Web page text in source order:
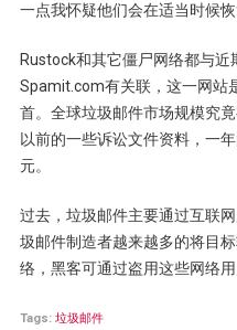
一点我怀疑他们会在适当时候恢
Rustock和其它僵尸网络都与
Spamit.com有关联，这一网站
首。全球垃圾邮件市场规模究
以前的一些诉讼文件资料，一
元。
过去，垃圾邮件主要通过互联
圾邮件制造者越来越多的将目
络，黑客可通过盗用这些网络
Tags: 垃圾邮件